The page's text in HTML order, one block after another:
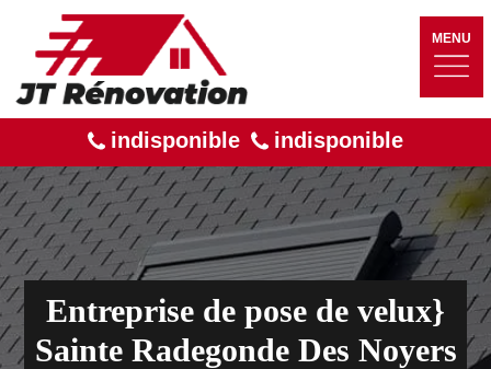
MENU
indisponible indisponible
Entreprise de pose de velux}
Sainte Radegonde Des Noyers